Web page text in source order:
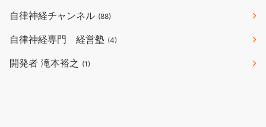
自律神経チャンネル (88)
自律神経専門 経営塾 (4)
開発者 滝本裕之 (1)